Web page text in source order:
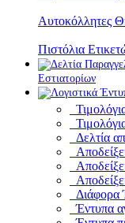
Αυτοκόλλητες
Πιστόλια
Εστιατορίων
Δελτία
Διάφορα
Έντυπα